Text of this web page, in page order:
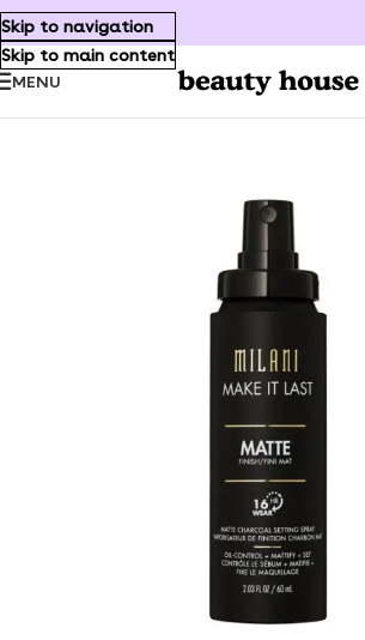
Skip to navigation
Skip to main content
MENU